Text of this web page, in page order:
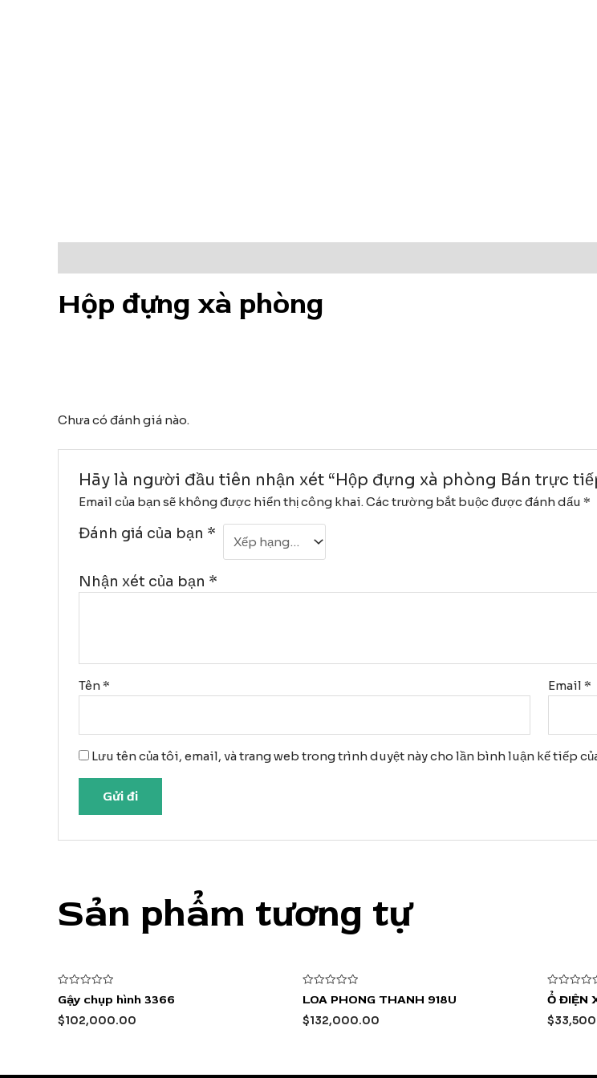
Hộp đựng xà phòng
Chưa có đánh giá nào.
Hãy là người đầu tiên nhận xét “Hộp đựng xà phòng Bán trực
Email của bạn sẽ không được hiển thị công khai.Các trường bắt buộc được đánh dấu *
Đánh giá của bạn *
Nhận xét của bạn *
Tên * Email *
Lưu tên của tôi, email, và trang web trong trình duyệt này cho lần bình luận kế tiếp
Sản phẩm tương tự
Được
xếp
hạng
0
Gậy chụp hình 3366
$102,000.00
Được
xếp
hạng
0
LOA PHONG THANH 918U
$132,000.00
Được
xếp
hạng
0
Ổ ĐIỆN
$